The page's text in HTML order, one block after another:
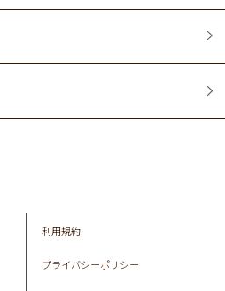
利用規約
プライバシーポリシー